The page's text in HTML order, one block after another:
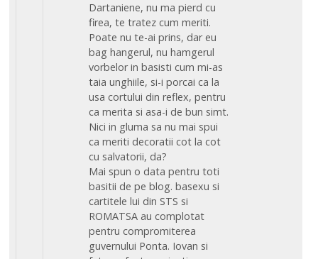
Dartaniene, nu ma pierd cu
firea, te tratez cum meriti.
Poate nu te-ai prins, dar eu
bag hangerul, nu hamgerul
vorbelor in basisti cum mi-as
taia unghiile, si-i porcai ca la
usa cortului din reflex, pentru
ca merita si asa-i de bun simt.
Nici in gluma sa nu mai spui
ca meriti decoratii cot la cot
cu salvatorii, da?
Mai spun o data pentru toti
basitii de pe blog. basexu si
cartitele lui din STS si
ROMATSA au complotat
pentru compromiterea
guvernului Ponta. Iovan si